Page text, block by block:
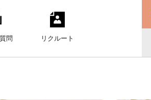
問 リクルート